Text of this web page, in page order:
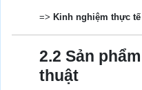
=> Kinh nghiệm thực
2.2 Sản
thuật